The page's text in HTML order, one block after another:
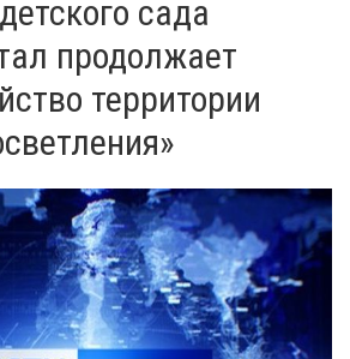
сада
продолжает
территории